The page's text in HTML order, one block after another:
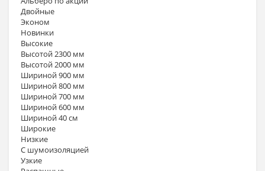
Двойные
Эконом
Новинки
Высокие
Высотой 2300 мм
Высотой 2000 мм
Шириной 900 мм
Шириной 800 мм
Шириной 700 мм
Шириной 600 мм
Шириной 40 см
Широкие
Низкие
С шумоизоляцией
Узкие